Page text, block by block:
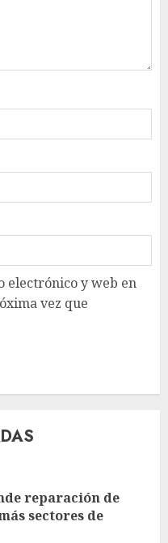
electrónico y web en
vez que
reparación de
sectores de